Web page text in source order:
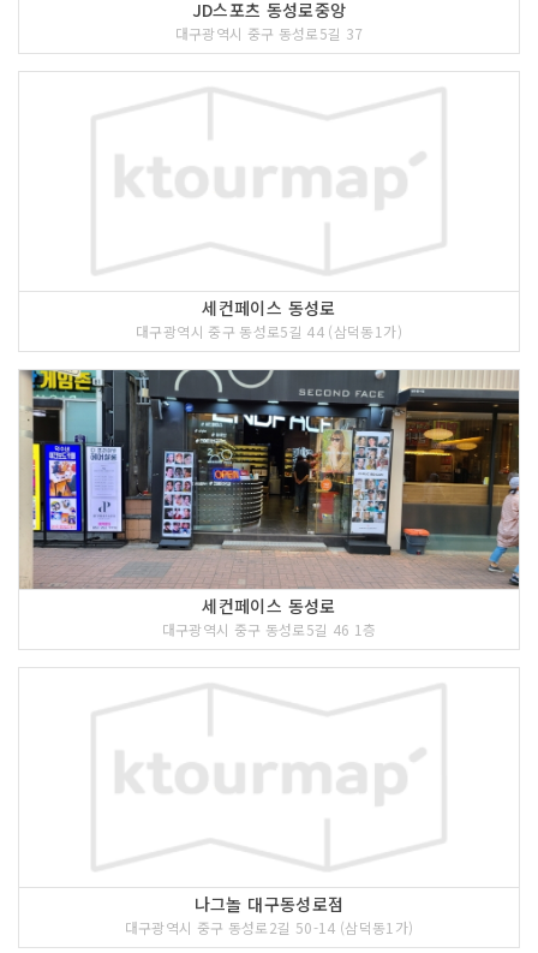
JD스포츠 동성로중앙
대구광역시 중구 동성로5길 37
세컨페이스 동성로
대구광역시 중구 동성로5길 44 (삼덕동1가)
세컨페이스 동성로
대구광역시 중구 동성로5길 46 1층
나그놀 대구동성로점
대구광역시 중구 동성로2길 50-14 (삼덕동1가)